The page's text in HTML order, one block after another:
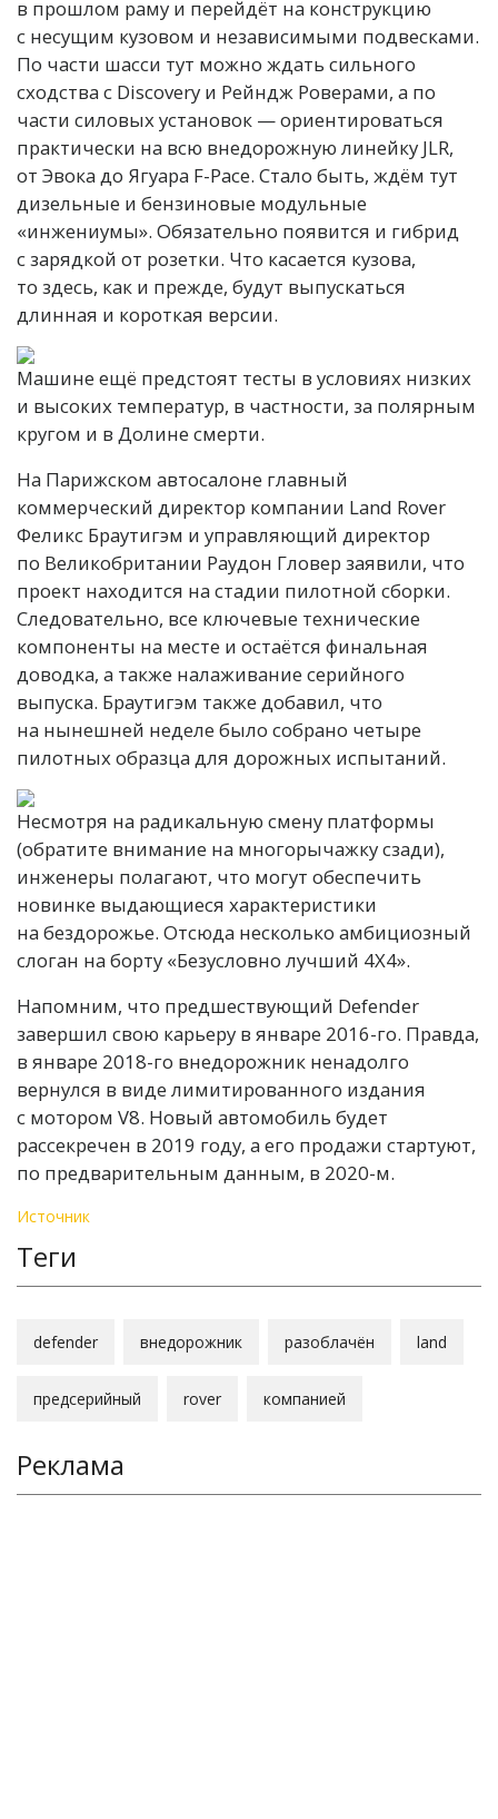
в прошлом раму и перейдёт на конструкцию
с несущим кузовом и независимыми подвесками.
По части шасси тут можно ждать сильного
сходства с Discovery и Рейндж Роверами, а по
части силовых установок — ориентироваться
практически на всю внедорожную линейку JLR,
от Эвока до Ягуара F-Pace. Стало быть, ждём тут
дизельные и бензиновые модульные
«инжениумы». Обязательно появится и гибрид
с зарядкой от розетки. Что касается кузова,
то здесь, как и прежде, будут выпускаться
длинная и короткая версии.
Машине ещё предстоят тесты в условиях низких
и высоких температур, в частности, за полярным
кругом и в Долине смерти.
На Парижском автосалоне главный
коммерческий директор компании Land Rover
Феликс Браутигэм и управляющий директор
по Великобритании Раудон Гловер заявили, что
проект находится на стадии пилотной сборки.
Следовательно, все ключевые технические
компоненты на месте и остаётся финальная
доводка, а также налаживание серийного
выпуска. Браутигэм также добавил, что
на нынешней неделе было собрано четыре
пилотных образца для дорожных испытаний.
Несмотря на радикальную смену платформы
(обратите внимание на многорычажку сзади),
инженеры полагают, что могут обеспечить
новинке выдающиеся характеристики
на бездорожье. Отсюда несколько амбициозный
слоган на борту «Безусловно лучший 4X4».
Напомним, что предшествующий Defender
завершил свою карьеру в январе 2016-го. Правда,
в январе 2018-го внедорожник ненадолго
вернулся в виде лимитированного издания
с мотором V8. Новый автомобиль будет
рассекречен в 2019 году, а его продажи стартуют,
по предварительным данным, в 2020-м.
Источник
Теги
defender внедорожник разоблачён land
предсерийный rover компанией
Реклама